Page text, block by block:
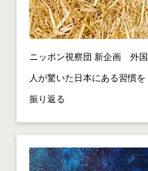
ニッポン視察団 新企画 外国
人が驚いた日本にある習慣を
振り返る